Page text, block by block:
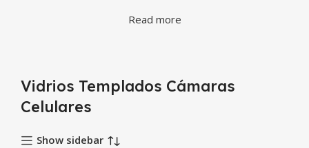
Read more
Vidrios Templados Cámaras
Celulares
Show sidebar